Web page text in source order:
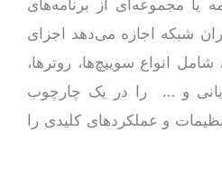
یا مجموعه‌ای از برنامه‌های
شبکه اجازه می‌دهد اجزای
انواع سوییچ‌ها، روترها،
و … را در یک چارچوب
و عملکردهای کلیدی را